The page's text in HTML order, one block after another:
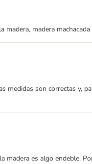
madera
medidas son correctas y,
es algo endeble.